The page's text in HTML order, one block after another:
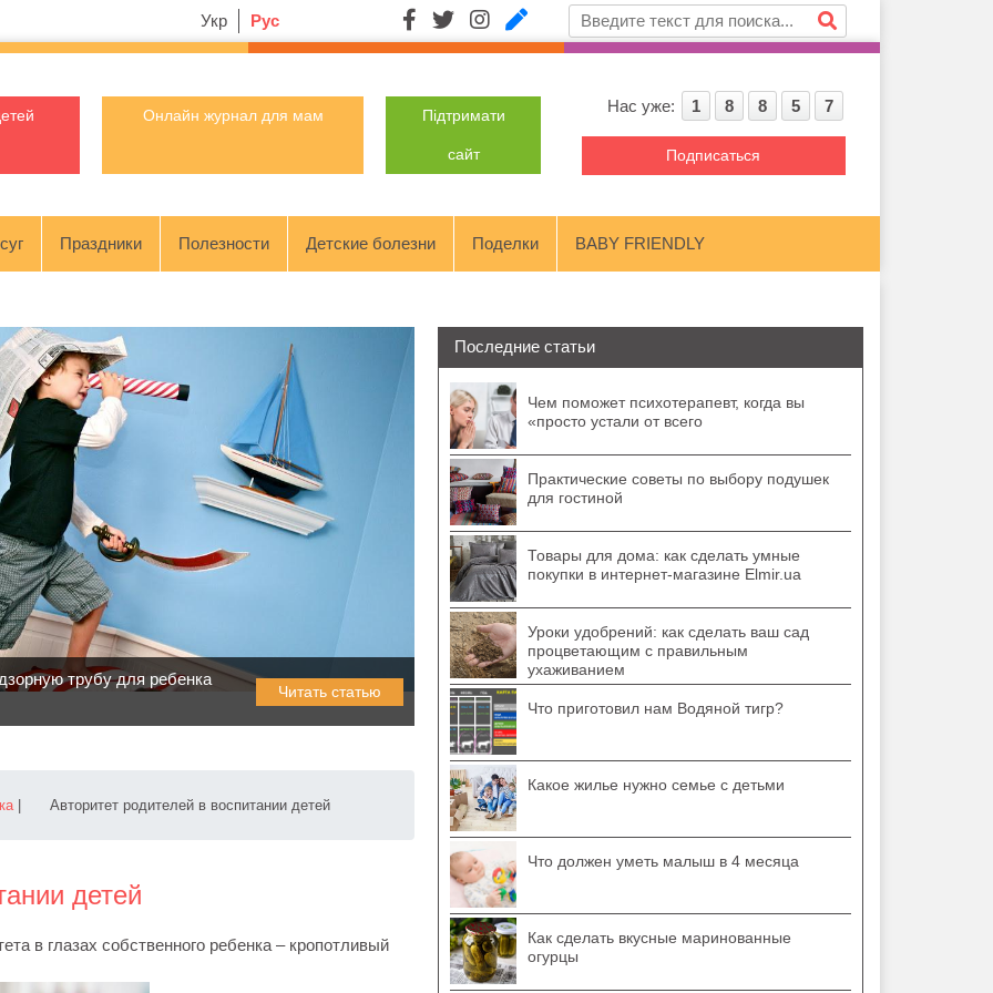
Укр Рус
Онлайн журнал для мам Підтримати
сайт
Нас уже: 1 8 8 5 7
Подписаться
Праздники Полезности Детские болезни Поделки BABY FRIENDLY
трубу для ребенка
Читать статью
Авторитет родителей в воспитании детей
детей
в глазах собственного ребенка – кропотливый
Последние статьи
Чем поможет психотерапевт, когда вы
«просто устали от всего
Практические советы по выбору подушек
для гостиной
Товары для дома: как сделать умные
покупки в интернет-магазине Elmir.ua
Уроки удобрений: как сделать ваш сад
процветающим с правильным
ухаживанием
Что приготовил нам Водяной тигр?
Какое жилье нужно семье с детьми
Что должен уметь малыш в 4 месяца
Как сделать вкусные маринованные
огурцы